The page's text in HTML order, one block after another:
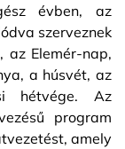
évben, az
szerveznek
az Elemér-nap,
a húsvét, az
hétvége. Az
program
amely